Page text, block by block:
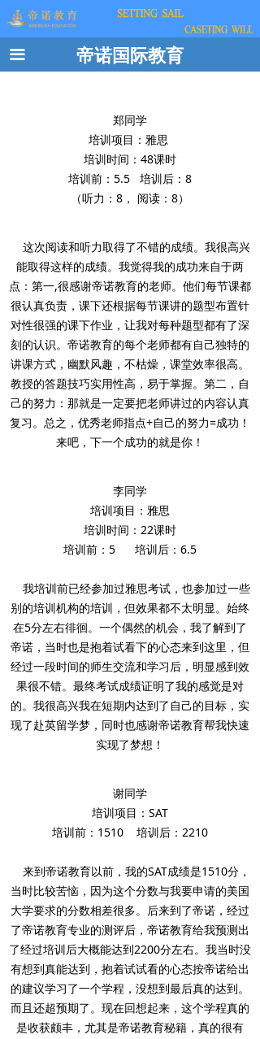
끀 帝诺国际教育
郑同学
培训项目：雅思
培训时间：48课时
培训前：5.5 培训后：8
（听力：8， 阅读：8）
这次阅读和听力取得了不错的成绩。我很高兴
能取得这样的成绩。我觉得我的成功来自于两
点：第一,很感谢帝诺教育的老师。他们每节课都
很认真负责，课下还根据每节课讲的题型布置针
对性很强的课下作业，让我对每种题型都有了深
刻的认识。帝诺教育的每个老师都有自己独特的
讲课方式，幽默风趣，不枯燥，课堂效率很高。
教授的答题技巧实用性高，易于掌握。第二，自
己的努力：那就是一定要把老师讲过的内容认真
复习。总之，优秀老师指点+自己的努力=成功！
来吧，下一个成功的就是你！
李同学
培训项目：雅思
培训时间：22课时
培训前：5 培训后：6.5
我培训前已经参加过雅思考试，也参加过一些
别的培训机构的培训，但效果都不太明显。始终
在5分左右徘徊。一个偶然的机会，我了解到了
帝诺，当时也是抱着试看下的心态来到这里，但
经过一段时间的师生交流和学习后，明显感到效
果很不错。最终考试成绩证明了我的感觉是对
的。我很高兴我在短期内达到了自己的目标，实
现了赴英留学梦，同时也感谢帝诺教育帮我快速
实现了梦想！
谢同学
培训项目：SAT
培训前：1510 培训后：2210
来到帝诺教育以前，我的SAT成绩是1510分，
当时比较苦恼，因为这个分数与我要申请的美国
大学要求的分数相差很多。后来到了帝诺，经过
了帝诺教育专业的测评后，帝诺教育给我预测出
了经过培训后大概能达到2200分左右。我当时没
有想到真能达到，抱着试试看的心态按帝诺给出
的建议学习了一个学程，没想到最后真的达到。
而且还超预期了。现在回想起来，这个学程真的
是收获颇丰，尤其是帝诺教育秘籍，真的很有